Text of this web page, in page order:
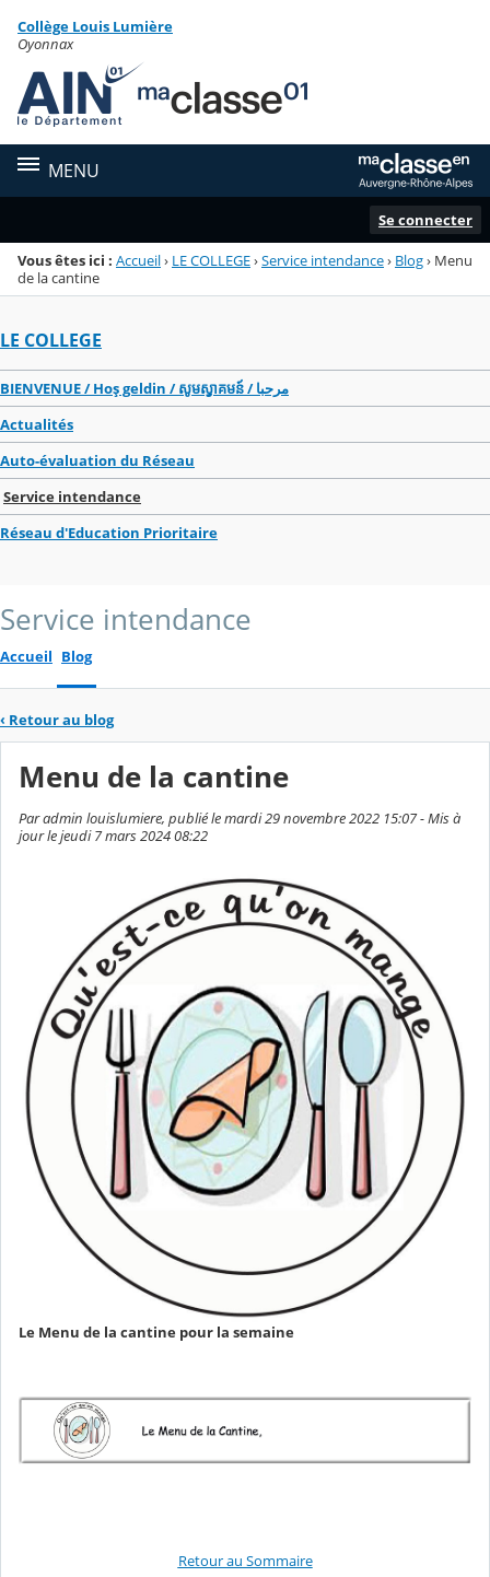
Menu de la rubrique
Contenu
Collège Louis Lumière
Oyonnax
MENU
Se connecter
Vous êtes ici : Accueil› LE COLLEGE›Service intendance› Blog› Menu
de la cantine
LE COLLEGE
BIENVENUE / Hoş geldin / សូមស្វាគមន៍ / مرحبا
Actualités
Auto-évaluation du Réseau
Service intendance
Réseau d'Education Prioritaire
Service intendance
Accueil Blog
‹ Retour au blog
Menu de la cantine
Par admin louislumiere, publié le mardi 29 novembre 2022 15:07 - Mis à
jour le jeudi 7 mars 2024 08:22
Le Menu de la cantine pour la semaine
Retour au Sommaire